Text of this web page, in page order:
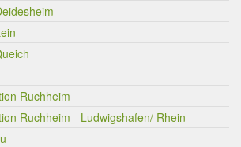
Ruchheim
Ruchheim - Ludwigshafen/ Rhein